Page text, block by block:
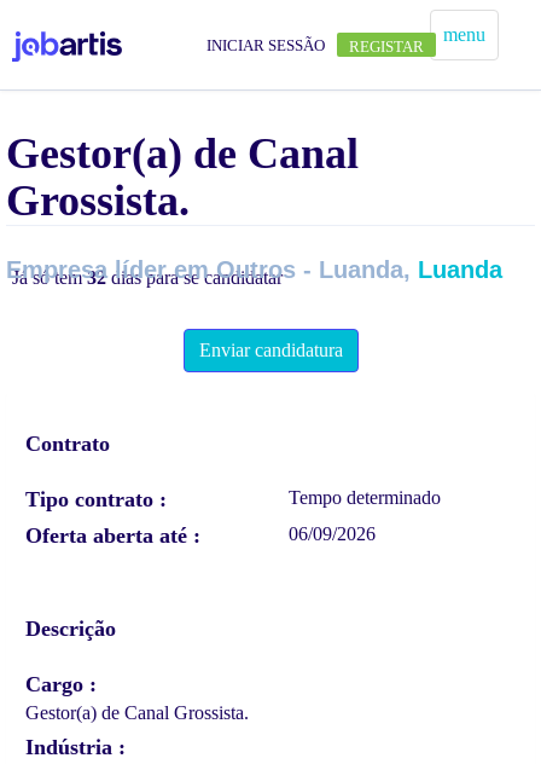
menu
INICIAR SESSÃO REGISTAR
Gestor(a) de Canal
Grossista.
Empresa líder em Outros - Luanda, Luanda
Já só tem32dias para se candidatar
Enviar candidatura
Contrato
Tipo contrato Tempo determinado
Oferta aberta até 06/09/2026
Descrição
Cargo
Gestor(a) de Canal Grossista.
Indústria